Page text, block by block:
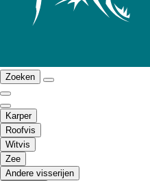
Zoeken
Karper
Roofvis
Witvis
Zee
Andere visserijen